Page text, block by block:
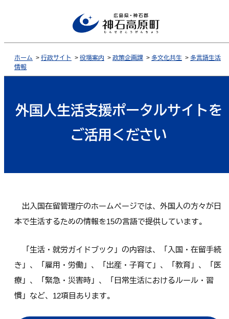
ホーム > 行政サイト > 役場案内 > 政策企画課 > 多文化共生 > 多言語生活
情報
外国人生活支援ポータルサイトを
ご活用ください
出入国在留管理庁のホームページでは、外国人の方々が日
本で生活するための情報を15の言語で提供しています。
「生活・就労ガイドブック」の内容は、「入国・在留手続
き」、「雇用・労働」、「出産・子育て」、「教育」、「医
療」、「緊急・災害時」、「日常生活におけるルール・習
慣」など、12項目あります。